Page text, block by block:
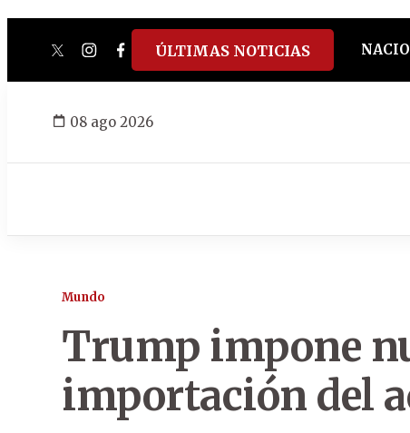
twitterinstagram
facebook
tiktokyoutube
spotify
ÚLTIMAS NOTICIAS
08 ago 2026
Mundo
Trump impone
importación del